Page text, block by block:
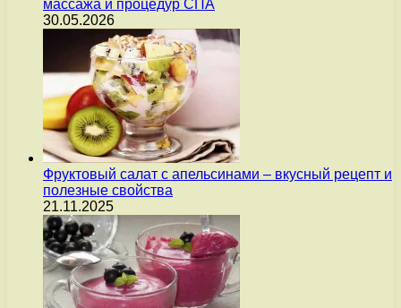
массажа и процедур СПА
30.05.2026
Фруктовый салат с апельсинами – вкусный рецепт и
полезные свойства
21.11.2025